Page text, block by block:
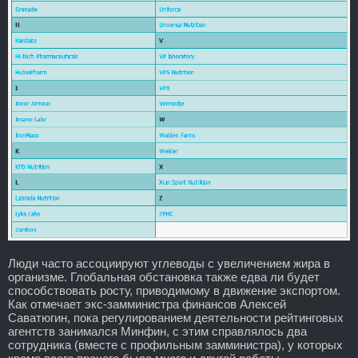
Люди часто ассоциируют углеводы с увеличением жира в
организме. Глобальная обстановка также едва ли будет
способствовать росту, приводимому в движение экспортом.
Как отмечает экс-замминистра финансов Алексей
Саватюгин, пока регулированием деятельности рейтинговых
агентств занимался Минфин, с этим справлялось два
сотрудника (вместе с профильным замминистра), у которых